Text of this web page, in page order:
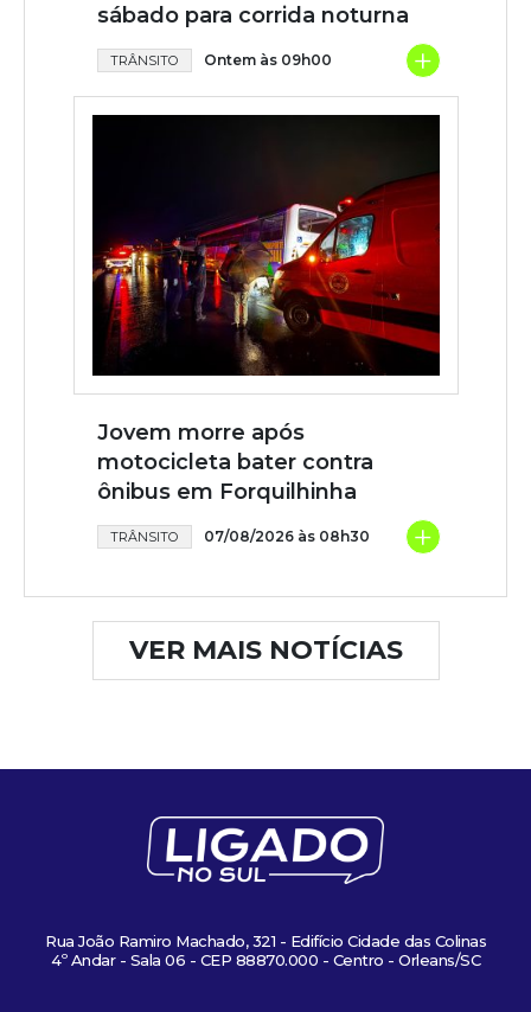
sábado para corrida noturna
TRÂNSITO Ontem às 09h00 +
Jovem morre após
motocicleta bater contra
ônibus em Forquilhinha
TRÂNSITO 07/08/2026 às 08h30 +
VER MAIS NOTÍCIAS
Rua João Ramiro Machado, 321 - Edifício Cidade das Colinas
4º Andar - Sala 06 - CEP 88870.000 - Centro - Orleans/SC